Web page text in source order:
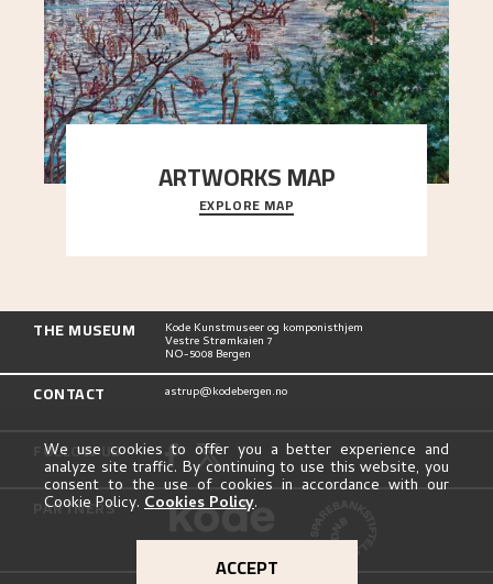
ARTWORKS MAP
Explore the locations and viewpoints in Astrup's
art.
EXPLORE MAP
THE MUSEUM Kode Kunstmuseer og komponisthjem
Vestre Strømkaien 7
NO-5008 Bergen
CONTACT astrup@kodebergen.no
FOLLOW US
PARTNERS
We use cookies to offer you a better experience and
analyze site traffic. By continuing to use this website, you
consent to the use of cookies in accordance with our
Cookie Policy. Cookies Policy.
ACCEPT